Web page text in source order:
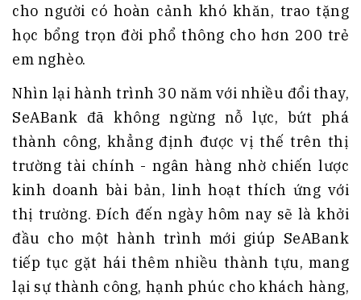
cho người có hoàn cảnh khó khăn, trao tặng
học bổng trọn đời phổ thông cho hơn 200 trẻ
em nghèo.
Nhìn lại hành trình 30 năm với nhiều đổi thay,
SeABank đã không ngừng nỗ lực, bứt phá
thành công, khẳng định được vị thế trên thị
trường tài chính - ngân hàng nhờ chiến lược
kinh doanh bài bản, linh hoạt thích ứng với
thị trường. Đích đến ngày hôm nay sẽ là khởi
đầu cho một hành trình mới giúp SeABank
tiếp tục gặt hái thêm nhiều thành tựu, mang
lại sự thành công, hạnh phúc cho khách hàng,